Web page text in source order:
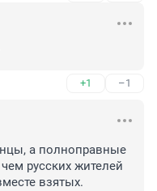
+1 –1
а полноправные
русских жителей
взятых.